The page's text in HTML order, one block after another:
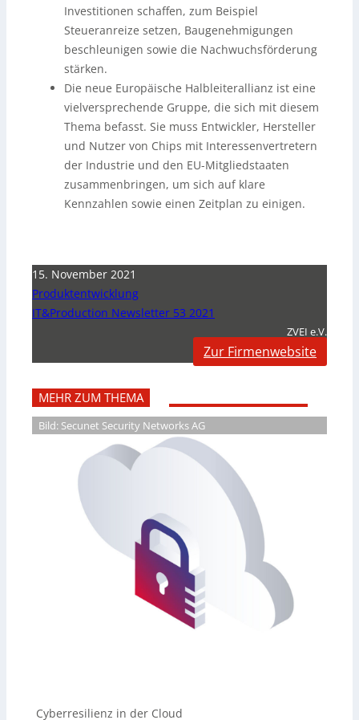
Investitionen schaffen, zum Beispiel
Steueranreize setzen, Baugenehmigungen
beschleunigen sowie die Nachwuchsförderung
stärken.
Die neue Europäische Halbleiterallianz ist eine
vielversprechende Gruppe, die sich mit diesem
Thema befasst. Sie muss Entwickler, Hersteller
und Nutzer von Chips mit Interessenvertretern
der Industrie und den EU-Mitgliedstaaten
zusammenbringen, um sich auf klare
Kennzahlen sowie einen Zeitplan zu einigen.
15. November 2021
Produktentwicklung
IT&Production Newsletter 53 2021
ZVEI e.V.
Zur Firmenwebsite
MEHR ZUM THEMA
Bild: Secunet Security Networks AG
Cyberresilienz in der Cloud